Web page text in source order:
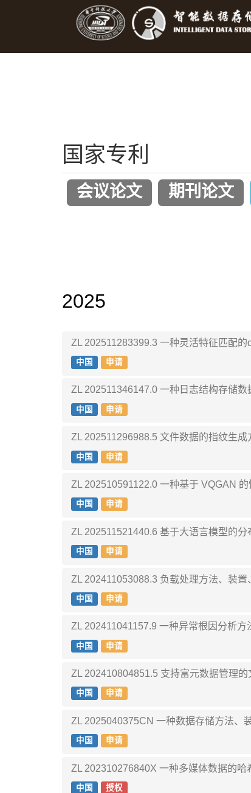
国家专利
会议论文 期刊论文
2025
ZL 202511283399.3 一种灵活特征匹配
中国 申请
ZL 202511346147.0 一种日志结构存储
中国 申请
ZL 202511296988.5 文件数据的指纹生
中国 申请
ZL 202510591122.0 一种基于 VQGAN
中国 申请
ZL 202511521440.6 基于大语言模型的
中国 申请
ZL 202411053088.3 负载处理方法、装
中国 申请
ZL 202411041157.9 一种异常根因分析
中国 申请
ZL 202410804851.5 支持富元数据管理
中国 申请
ZL 2025040375CN 一种数据存储方法、
中国 申请
ZL 202310276840X 一种多媒体数据的
中国 授权